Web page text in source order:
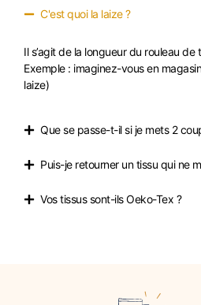
C'est quoi la laize ?
Il s’agit de la longueur du rouleau de
Exemple : imaginez-vous en
laize)
Que se passe-t-il si je mets 2
Puis-je retourner un tissu qui ne
Vos tissus sont-ils Oeko-Tex ?